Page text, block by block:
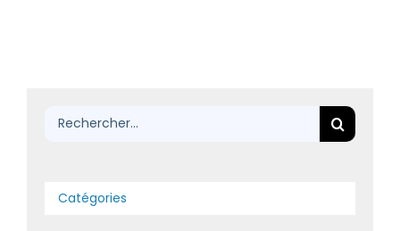
Rechercher:
Catégories